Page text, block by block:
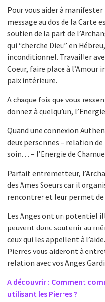
Pour vous aider à manifester
message au dos de la Carte
soutien de la part de
qui “cherche Dieu” en
inconditionnel. Travailler
Coeur, faire place à
paix intérieure.
A chaque fois que vous
donnez à quelqu’un,
Quand une connexion
deux personnes – relation de
soin… – l’Energie de
Parfait entremetteur,
des Ames Soeurs car il
rencontrer et leur permet
Les Anges ont un potentiel
peuvent donc soutenir au
ceux qui les appellent à
Pierres vous aideront à
relation avec vos Anges
A découvrir : Comment
utilisant les Pierres ?